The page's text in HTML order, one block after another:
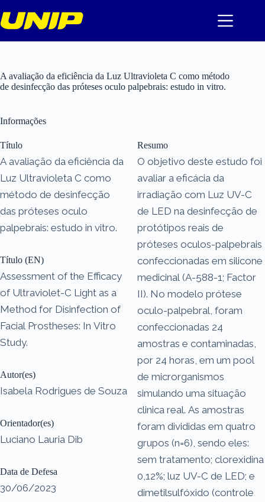
para
o
A avaliação da eficiência da Luz Ultravioleta C como método
de desinfecção das próteses oculo palpebrais: estudo in vitro.
Informações
Título
A avaliação da eficiência da
Luz Ultravioleta C como
método de desinfecção
das próteses oculo
palpebrais: estudo in vitro.
Título (EN)
Assessment of the Efficacy
of Ultraviolet-C Light as a
Method for Disinfection of
Facial Prostheses: In Vitro
Study.
Autor(es)
Isabela Rodrigues de Souza
Orientador(es)
Luciano Lauria Dib
Data de Defesa
30/06/2023
Resumo
O objetivo deste estudo foi
avaliar a eficácia da
irradiação com Luz UV-C
de LED na desinfecção de
protótipos reais de
próteses oculos-palpebrais
confeccionadas em silicone
medicinal (A-588-1; Factor
II). No modelo prótese
oculo-palpebral, foram
confeccionadas 24
amostras e contaminadas,
por 24 horas, em um pool
de microrganismos
simulando uma situação
clinica real. As amostras
foram divididas em quatro
grupos (n=6), sendo eles:
sem tratamento; clorexidina
0,12%; luz UV-C de LED; e
dimetilsulfóxido (controle